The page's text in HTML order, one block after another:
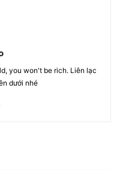
you won't be rich. Liên lạc
dưới nhé